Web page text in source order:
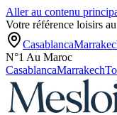
Aller au contenu
Votre référence loisirs
Casablanca
N°1 Au Maroc
CasablancaMarrakech